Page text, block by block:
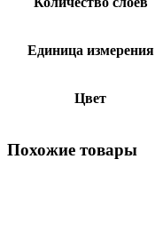
Единица измерения
Цвет
Похожие товары